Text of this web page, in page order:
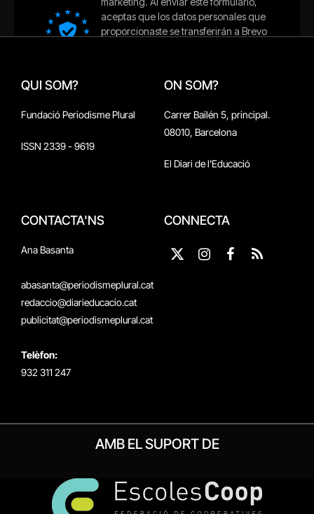
QUI SOM?
Fundació Periodisme Plural
ISSN 2339 - 9619
ON SOM?
Carrer Bailén 5, principal.
08010, Barcelona
El Diari de l'Educació
CONTACTA'NS
Ana Basanta
abasanta@periodismeplural.cat
redaccio@diarieducacio.cat
publicitat@periodismeplural.cat
Telèfon:
932 311 247
CONNECTA
X
Instagram
Facebook
RSS
AMB EL SUPORT DE